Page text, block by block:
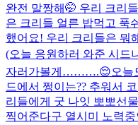
완전 말짱해🤭 우리 크리
은 크리들 얼른 밥먹고 푹
했어요! 우리 크리들은 뭐
(오늘 응원하러 와준 시드
자러가볼게……….😌오늘
드에서 쩡이는?? 추워서
리들에게 굿 나잇 뽀뽀선
찍어준다구 열시미 노력